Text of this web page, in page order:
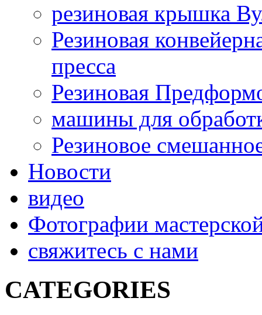
резиновая крышка
Резиновая
пресса
Резиновая
машины для
Резиновое
Новости
видео
Фотографии
свяжитесь с нами
CATEGORIES